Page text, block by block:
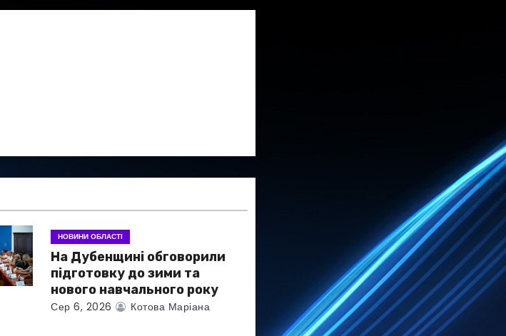
НОВИНИ ОБЛАСТІ
На Дубенщині обговорили
підготовку до зими та
нового навчального року
Сер 6, 2026 Котова Маріана